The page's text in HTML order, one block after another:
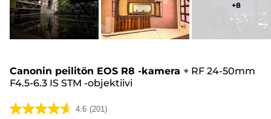
+8
Canonin peilitön EOS R8 -kamera + RF 24-50mm
F4.5-6.3 IS STM -objektiivi
4.6 (201)
4.6/5